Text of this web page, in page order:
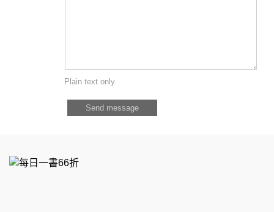
Plain text only.